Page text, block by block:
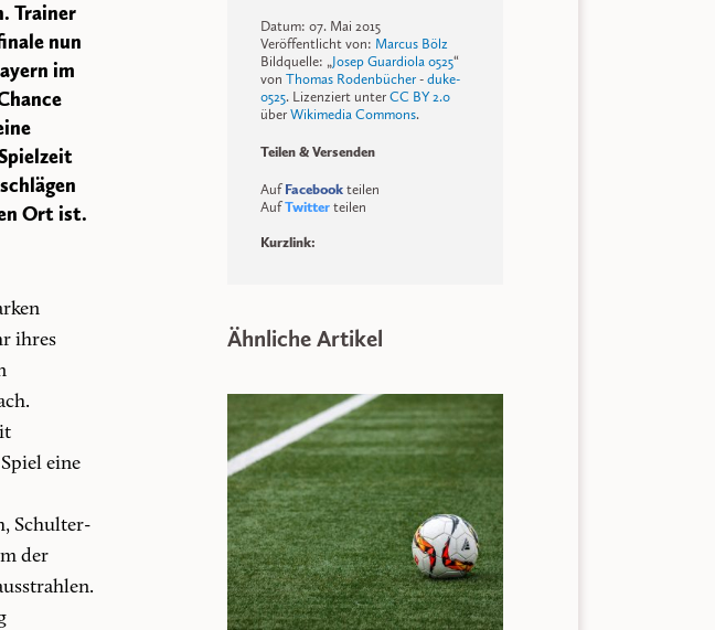
Trainer
nun
im
Ort ist.
ihres
eine
Schulter-
der
Datum: 07. Mai 2015
Veröffentlicht von: Marcus Bölz
Bildquelle: „Josep Guardiola 0525“
von Thomas Rodenbücher- duke-
0525. Lizenziert unter CC BY 2.0
über Wikimedia Commons.
Teilen & Versenden
AufFacebookteilen
AufTwitterteilen
Kurzlink:
Ähnliche Artikel